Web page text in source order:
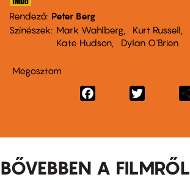
Rendező Peter Berg
Színészek
Mark Wahlberg Kurt Russell
Kate Hudson
Dylan O'Brien
Megosztom
Facebook
BŐVEBBEN A FILMRŐL